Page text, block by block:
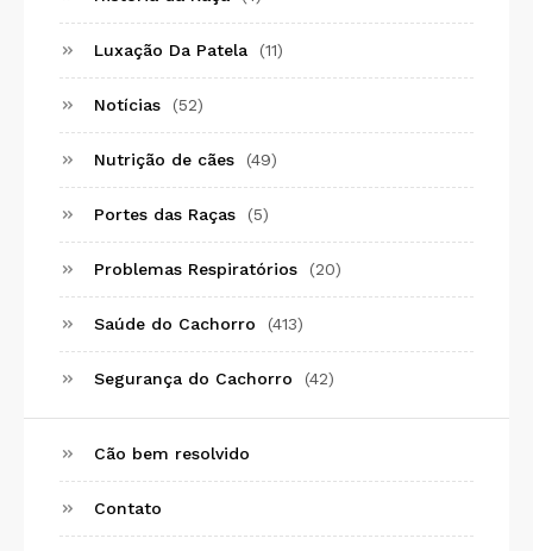
Luxação Da Patela (11)
Notícias (52)
Nutrição de cães (49)
Portes das Raças (5)
Problemas Respiratórios (20)
Saúde do Cachorro (413)
Segurança do Cachorro (42)
Cão bem resolvido
Contato